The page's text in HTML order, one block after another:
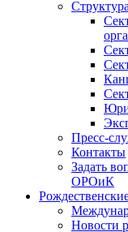
Пресс-
Контакты
Задать
ОРОиК
Новости